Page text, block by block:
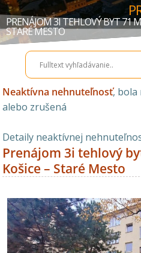
PRENÁJOM 3I TEHLOVÝ BYT 71
STARÉ MESTO
Neaktívna nehnuteľnosť, bola
alebo zrušená
Detaily neaktívnej
Prenájom 3i tehlový
Košice – Staré Mesto